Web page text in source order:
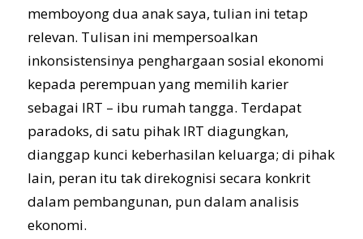
memboyong dua anak saya, tulian ini tetap
relevan. Tulisan ini mempersoalkan
inkonsistensinya penghargaan sosial ekonomi
kepada perempuan yang memilih karier
sebagai IRT – ibu rumah tangga. Terdapat
paradoks, di satu pihak IRT diagungkan,
dianggap kunci keberhasilan keluarga; di pihak
lain, peran itu tak direkognisi secara konkrit
dalam pembangunan, pun dalam analisis
ekonomi.